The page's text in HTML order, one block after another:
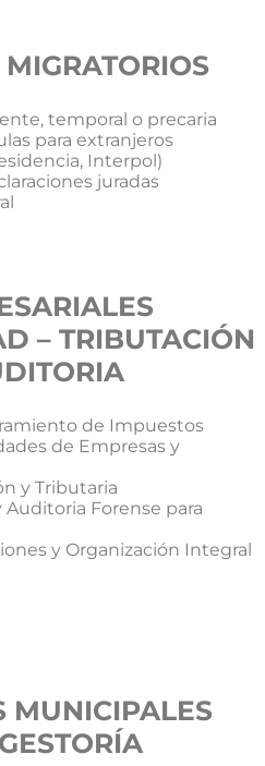
temporal o precaria
para extranjeros
Interpol)
juradas
– TRIBUTACIÓN
de Impuestos
de Empresas y
y Tributaria
Auditoria Forense para
y Organización Integral
MUNICIPALES